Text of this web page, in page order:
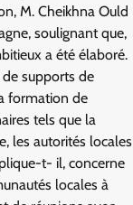
M. Cheikhna Ould
soulignant que,
a été élaboré.
supports de
formation de
tels que la
les autorités locales
t- il, concerne
locales à